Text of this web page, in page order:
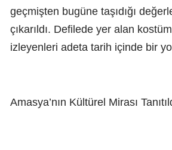
geçmişten bugüne taşıdığı
çıkarıldı. Defilede yer alan
izleyenleri adeta tarih içinde bir
Amasya’nın Kültürel Mirası